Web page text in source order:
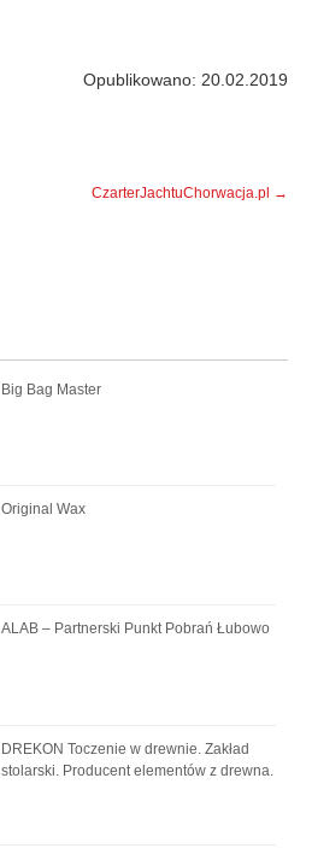
Opublikowano: 20.02.2019
CzarterJachtuChorwacja.pl →
Big Bag Master
Original Wax
ALAB – Partnerski Punkt Pobrań Łubowo
DREKON Toczenie w drewnie. Zakład
stolarski. Producent elementów z drewna.